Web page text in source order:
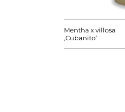
Mentha x villosa
‚Cubanito‘